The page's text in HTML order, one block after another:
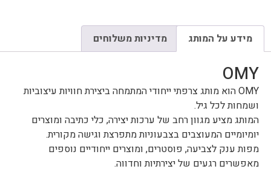
מידע על המותג מדיניות משלוחים
OMY
OMY הוא מותג צרפתי ייחודי המתמחה ביצירת חוויות עיצוביות
ושמחות לכל גיל.
המותג מציע מגוון רחב של ערכות יצירה, כלי כתיבה ומוצרים
יומיומיים המעוצבים בצבעוניות מתפרצת וגישה מקורית.
מפות ענק לצביעה, פוסטרים, ומוצרים ייחודיים נוספים
מאפשרים רגעים של יצירתיות וחדווה.